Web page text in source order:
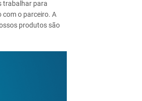
trabalhar para
com o parceiro. A
produtos são